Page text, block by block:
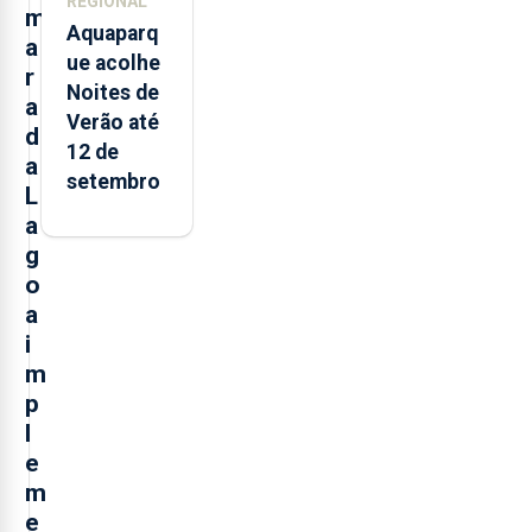
m
a
r
a
d
a
L
a
g
o
a
i
m
p
l
e
m
e
Aquaparq
ue acolhe
Noites de
Verão até
12 de
setembro